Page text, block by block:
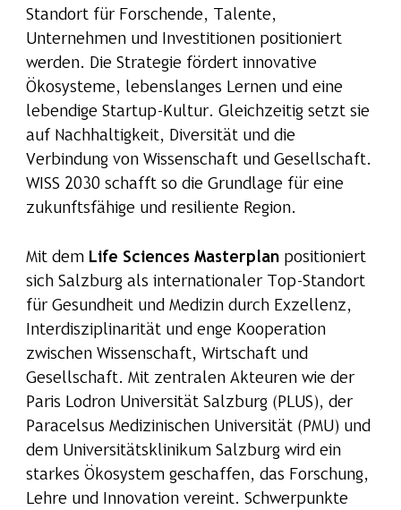
Standort für Forschende, Talente,
Unternehmen und Investitionen positioniert
werden. Die Strategie fördert innovative
Ökosysteme, lebenslanges Lernen und eine
lebendige Startup-Kultur. Gleichzeitig setzt sie
auf Nachhaltigkeit, Diversität und die
Verbindung von Wissenschaft und Gesellschaft.
WISS 2030 schafft so die Grundlage für eine
zukunftsfähige und resiliente Region.
Mit dem Life Sciences Masterplanpositioniert
sich Salzburg als internationaler Top-Standort
für Gesundheit und Medizin durch Exzellenz,
Interdisziplinarität und enge Kooperation
zwischen Wissenschaft, Wirtschaft und
Gesellschaft. Mit zentralen Akteuren wie der
Paris Lodron Universität Salzburg (PLUS), der
Paracelsus Medizinischen Universität (PMU) und
dem Universitätsklinikum Salzburg wird ein
starkes Ökosystem geschaffen, das Forschung,
Lehre und Innovation vereint. Schwerpunkte